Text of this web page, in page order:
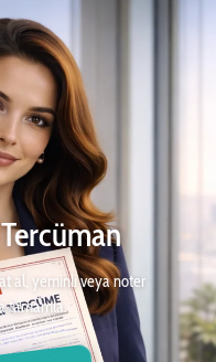
al, yeminli veya noter
tamamla.